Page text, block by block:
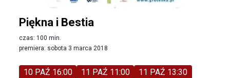
Piękna i Bestia
czas: 100 min.
premiera: sobota 3 marca 2018
10 PAŹ 16:00 11 PAŹ 11:00 11 PAŹ 13:30